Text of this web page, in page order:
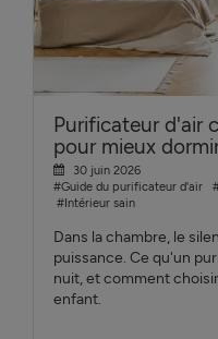
Purificateur d'air
pour mieux
30 juin 2026
#Guide du purificateur d'air
#Intérieur sain
Dans la chambre, le
puissance. Ce qu'un
nuit, et comment
enfant.